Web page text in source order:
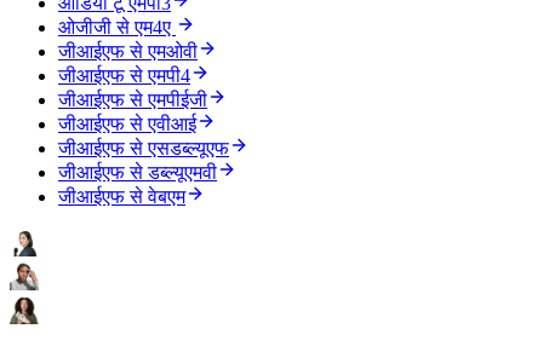
ओजीजी से एम4ए
जीआईएफ से एमओवी
जीआईएफ से एमपी4
जीआईएफ से एमपीईजी
जीआईएफ से एवीआई
जीआईएफ से एसडब्ल्यूएफ
जीआईएफ से डब्ल्यूएमवी
जीआईएफ से वेबएम